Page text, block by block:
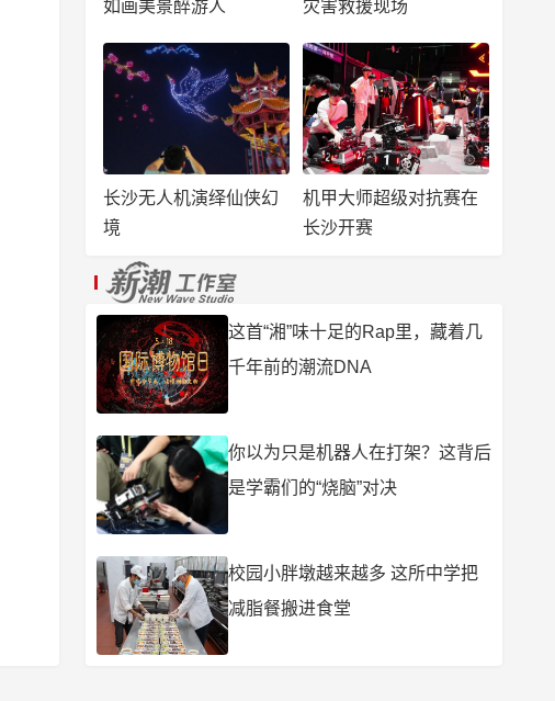
如画美景醉游人
灾害救援现场
长沙无人机演绎仙侠幻
境
机甲大师超级对抗赛在
长沙开赛
这首“湘”味十足的Rap里，藏着几
千年前的潮流DNA
你以为只是机器人在打架？这背后
是学霸们的“烧脑”对决
校园小胖墩越来越多 这所中学把
减脂餐搬进食堂